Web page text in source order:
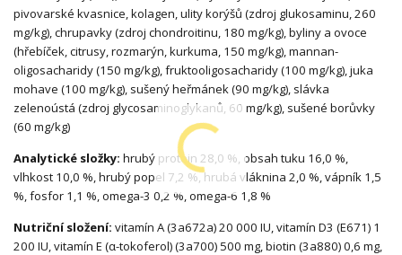
pivovarské kvasnice, kolagen, ulity korýšů (zdroj glukosaminu, 260
mg/kg), chrupavky (zdroj chondroitinu, 180 mg/kg), byliny a ovoce
(hřebíček, citrusy, rozmarýn, kurkuma, 150 mg/kg), mannan-
oligosacharidy (150 mg/kg), fruktooligosacharidy (100 mg/kg), juka
mohave (100 mg/kg), sušený heřmánek (90 mg/kg), slávka
zelenoústá (zdroj glycosaminoglykanů, 60 mg/kg), sušené borůvky
(60 mg/kg)
Analytické složky: hrubý protein 28,0 %, obsah tuku 16,0 %,
vlhkost 10,0 %, hrubý popel 7,2 %, hrubá vláknina 2,0 %, vápník 1,5
%, fosfor 1,1 %, omega-3 0,2 %, omega-6 1,8 %
Nutriční složení: vitamín A (3a672a) 20 000 IU, vitamín D3 (E671) 1
200 IU, vitamín E (α-tokoferol) (3a700) 500 mg, biotin (3a880) 0,6 mg,